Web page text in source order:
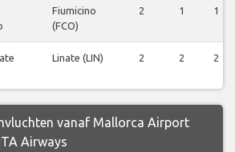
Fiumicino
(FCO)
2 1 1
Linate (LIN) 2 2 2
vanaf Mallorca Airport
Airways